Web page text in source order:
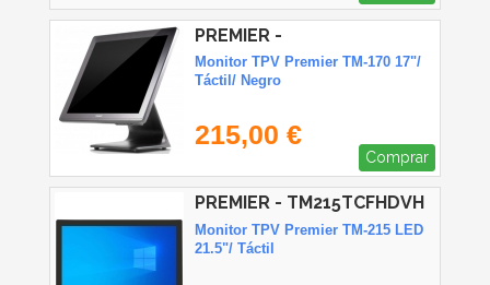
PREMIER -
TPM17TOUCHCAPB
Monitor TPV Premier TM-170 17"/
Táctil/ Negro
215,00 €
Comprar
PREMIER - TM215TCFHDVH
Monitor TPV Premier TM-215 LED
21.5"/ Táctil